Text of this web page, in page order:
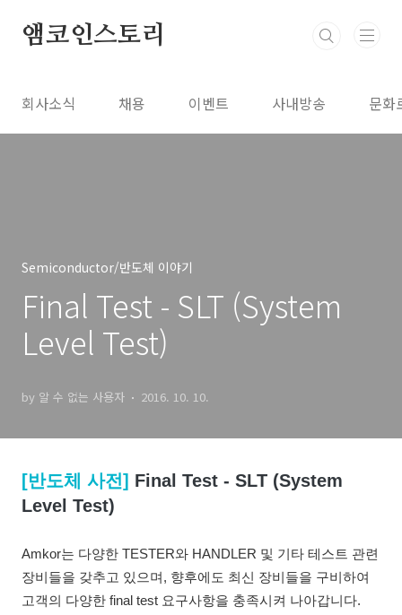
앰코인스토리
회사소식 채용 이벤트 사내방송 문화
Semiconductor/반도체 이야기
Final Test - SLT (System
Level Test)
by 알 수 없는 사용자 2016. 10. 10.
[반도체 사전] Final Test - SLT (System
Level Test)
Amkor는 다양한 TESTER와 HANDLER 및 기타 테스트 관련
장비들을 갖추고 있으며, 향후에도 최신 장비들을 구비하여
고객의 다양한 final test 요구사항을 충족시켜 나아갑니다.